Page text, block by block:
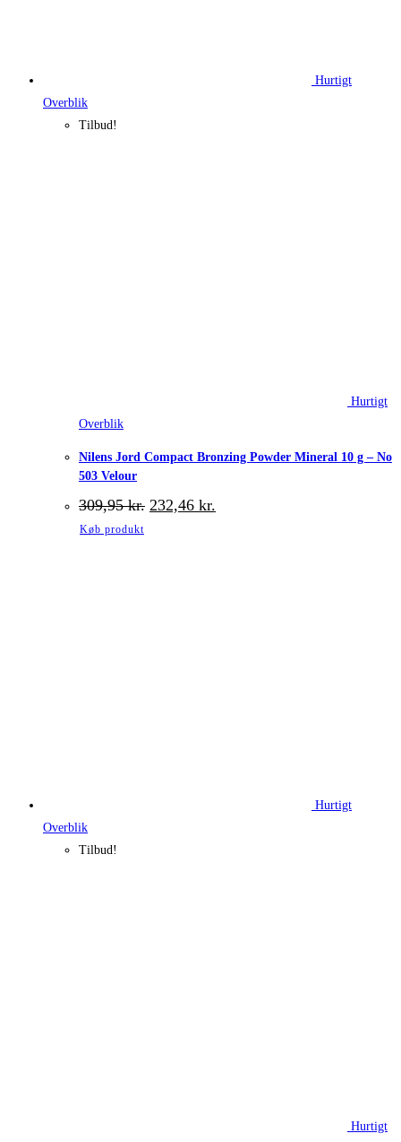
Hurtigt
Overblik
Tilbud!
Hurtigt
Overblik
Nilens Jord Compact Bronzing Powder Mineral 10 g – No
503 Velour
309,95kr. Den
oprindelige
232,46 kr.
Køb produkt
Hurtigt
Overblik
Tilbud!
Hurtigt